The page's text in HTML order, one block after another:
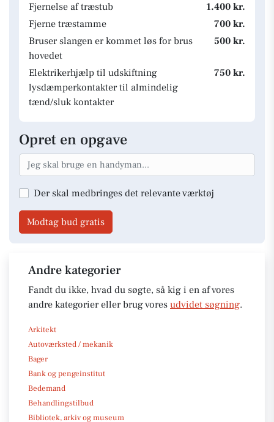
Fjernelse af træstub
1.400 kr.
Fjerne træstamme
700 kr.
Bruser slangen er kommet løs for brus
hovedet
500 kr.
Elektrikerhjælp til udskiftning
lysdæmperkontakter til almindelig
tænd/sluk kontakter
750 kr.
Opret en opgave
Der skal medbringes det relevante værktøj
Modtag bud gratis
Andre kategorier
Fandt du ikke, hvad du søgte, så kig i en af vores
andre kategorier eller brug vores udvidet søgning.
Arkitekt
Autoværksted / mekanik
Bager
Bank og pengeinstitut
Bedemand
Behandlingstilbud
Bibliotek, arkiv og museum